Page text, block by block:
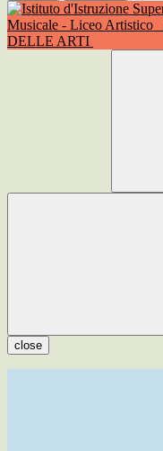
Musicale - Liceo Artistico
DELLE ARTI
close